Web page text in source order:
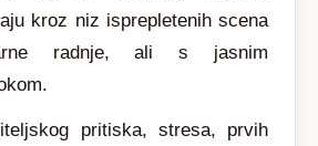
kroz niz isprepletenih scena
radnje, ali s jasnim
pritiska, stresa, prvih